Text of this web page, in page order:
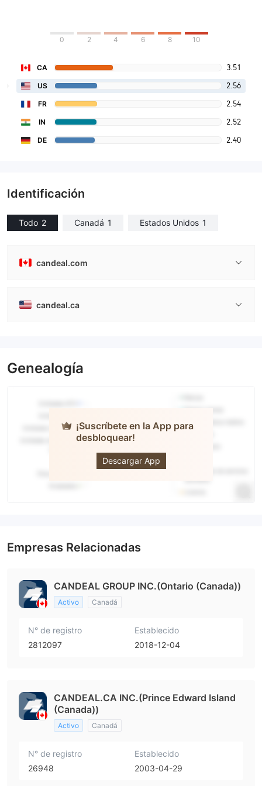
0 2 4 6 8 10
CA 3.51
US 2.56
FR 2.54
IN 2.52
DE 2.40
Identificación
Todo 2 Canadá 1 Estados Unidos 1
candeal.com
candeal.ca
Genealogía
¡Suscríbete en la App para
desbloquear!
Descargar App
CANDEAL
Empresas Relacionadas
CANDEAL GROUP INC.(Ontario (Canada))
Activo Canadá
N° de registro
2812097
Establecido
2018-12-04
CANDEAL.CA INC.(Prince Edward Island
(Canada))
Activo Canadá
N° de registro
26948
Establecido
2003-04-29